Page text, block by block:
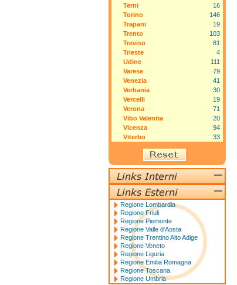
Terni
16
Torino
146
Trapani
19
Trento
103
Treviso
81
Trieste
4
Udine
111
Varese
79
Venezia
41
Verbania
30
Vercelli
19
Verona
71
Vibo Valentia
20
Vicenza
94
Viterbo
33
Regione Lombardia
Regione Friuli
Regione Piemonte
Regione Valle d'Aosta
Regione Trentino Alto Adige
Regione Veneto
Regione Liguria
Regione Emilia Romagna
Regione Toscana
Regione Umbria